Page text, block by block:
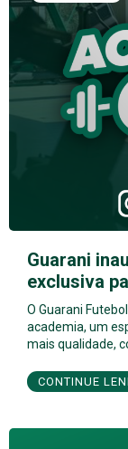
Guarani
exclusiva
O Guarani
academia, um
mais qualidade,
CONTINUE